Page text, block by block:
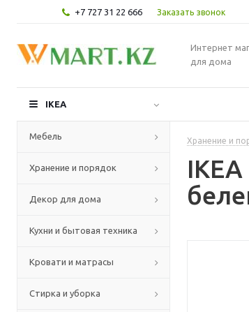
+7 727 31 22 666 Заказать звонок
Интернет
для дома
IKEA
Мебель
Хранение и порядок
Декор для дома
Кухни и бытовая техника
Кровати и матрасы
Стирка и уборка
Хранение и